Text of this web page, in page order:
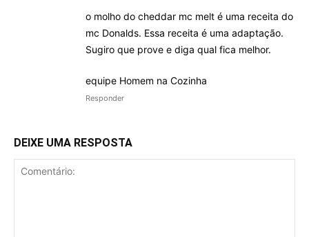
o molho do cheddar mc melt é uma receita do
mc Donalds. Essa receita é uma adaptação.
Sugiro que prove e diga qual fica melhor.
equipe Homem na Cozinha
Responder
DEIXE UMA RESPOSTA